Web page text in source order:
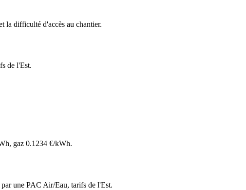
la difficulté d'accès au chantier.
de l'Est.
gaz 0.1234 €/kWh.
par une PAC Air/Eau, tarifs de l'Est.